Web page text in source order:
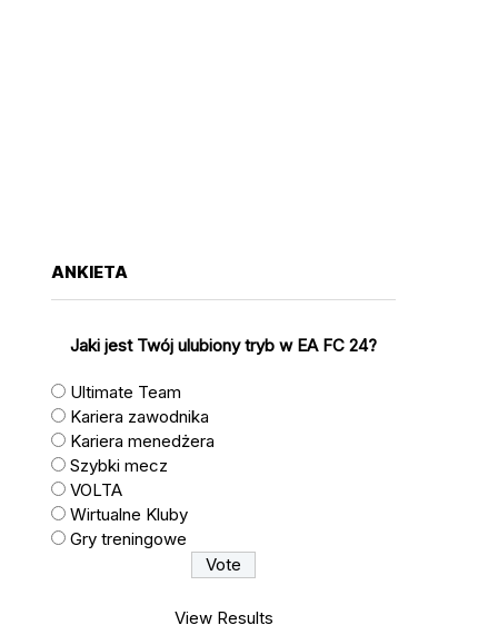
ANKIETA
Jaki jest Twój ulubiony tryb w EA FC 24?
Ultimate Team
Kariera zawodnika
Kariera menedżera
Szybki mecz
VOLTA
Wirtualne Kluby
Gry treningowe
View Results